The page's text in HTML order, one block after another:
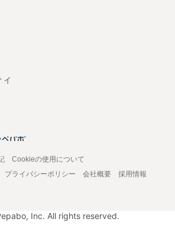
Cookieの使用について
プライバシーポリシー 会社概要
採用情報
Inc. All rights reserved.